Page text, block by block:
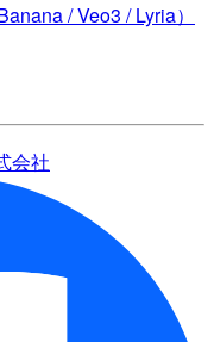
/ Veo3 / Lyria）
会社